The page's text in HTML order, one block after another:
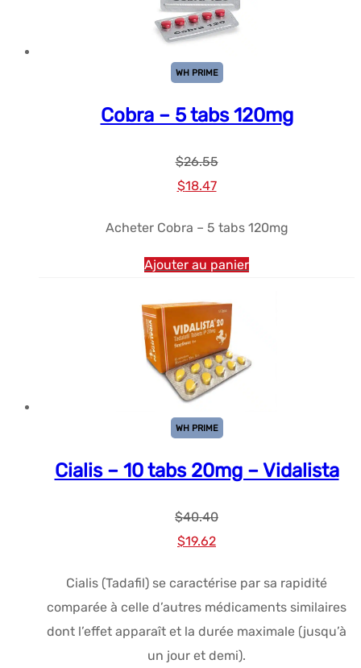
WH PRIME
Cobra – 5 tabs 120mg
$26.55
Le
initial
était :
$18.47Le
actuel
est :
Acheter Cobra – 5 tabs 120mg
Ajouter au panier
WH PRIME
Cialis – 10 tabs 20mg – Vidalista
$40.40
Le
initial
était :
$40.40.
$19.62Le
actuel
est :
$19.62.
Cialis (Tadafil) se caractérise par sa rapidité
comparée à celle d’autres médicaments similaires
dont l’effet apparaît et la durée maximale (jusqu’à
un jour et demi).